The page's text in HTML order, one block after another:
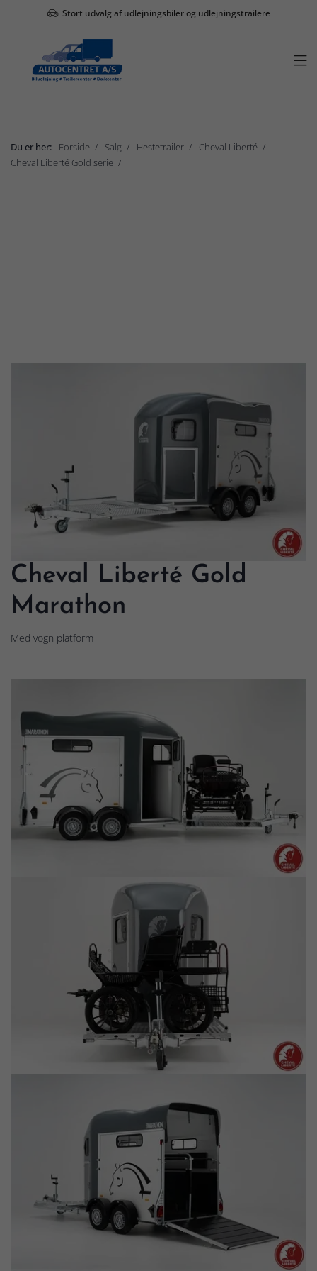
Stort udvalg af udlejningsbiler og udlejningstrailere

Du er her: Forside Salg Hestetrailer
Cheval Liberté
Cheval Liberté Gold serie
Cheval Liberté Gold
Marathon
Med vogn platform